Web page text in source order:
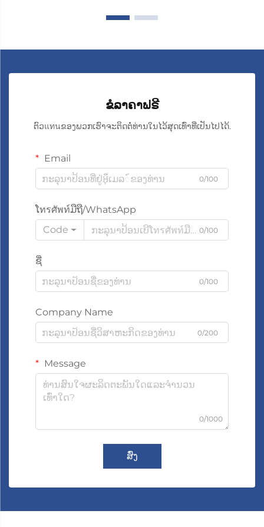
ຂໍລາຄາຟຣີ
ຕົວแทนຂອງພວກເຮົາຈະຕິດຕໍ່ທ່ານໃນໄວ້ສຸດເທົ່າທີ່ເປັນໄປໄດ້.
Email
0/100
ໂทรศัพท์ມືຖື/WhatsApp
Code
0/100
ຊື່
0/100
Company Name
0/200
Message
0/1000
ສົ່ງ